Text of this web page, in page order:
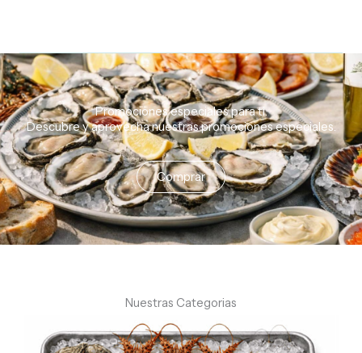
Promociones especiales para ti.
Descubreyaprovechanuestraspromocionesespeciales.
Comprar
Nuestras Categorias